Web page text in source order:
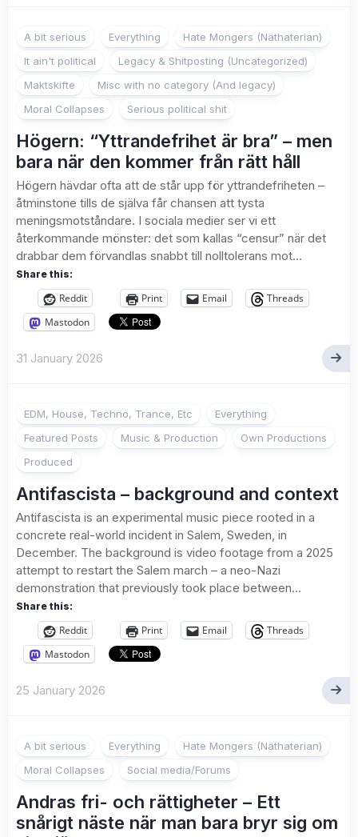
A bit serious Everything
Hate Mongers (Näthaterian)
It ain't political
Legacy & Shitposting (Uncategorized)
Maktskifte
Misc with no category (And legacy)
Moral Collapses
Serious political shit
Högern: “Yttrandefrihet är bra” – men
bara när den kommer från rätt håll
Högern hävdar ofta att de står upp för yttrandefriheten –
åtminstone tills de själva får chansen att tysta
meningsmotståndare. I sociala medier ser vi ett
återkommande mönster: det som kallas “censur” när det
drabbar dem förvandlas snabbt till nolltolerans mot...
Share this:
Reddit Print Email
Threads
Mastodon
31 January 2026
EDM, House, Techno, Trance, Etc
Everything
Featured Posts
Music & Production
Own Productions
Produced
Antifascista – background and context
Antifascista is an experimental music piece rooted in a
concrete real-world incident in Salem, Sweden, in
December. The background is video footage from a 2025
attempt to restart the Salem march – a neo-Nazi
demonstration that previously took place between...
Share this:
Reddit Print Email
Threads
Mastodon
25 January 2026
A bit serious Everything
Hate Mongers (Näthaterian)
Moral Collapses
Social media/Forums
Andras fri- och rättigheter – Ett
snårigt näste när man bara bryr sig om